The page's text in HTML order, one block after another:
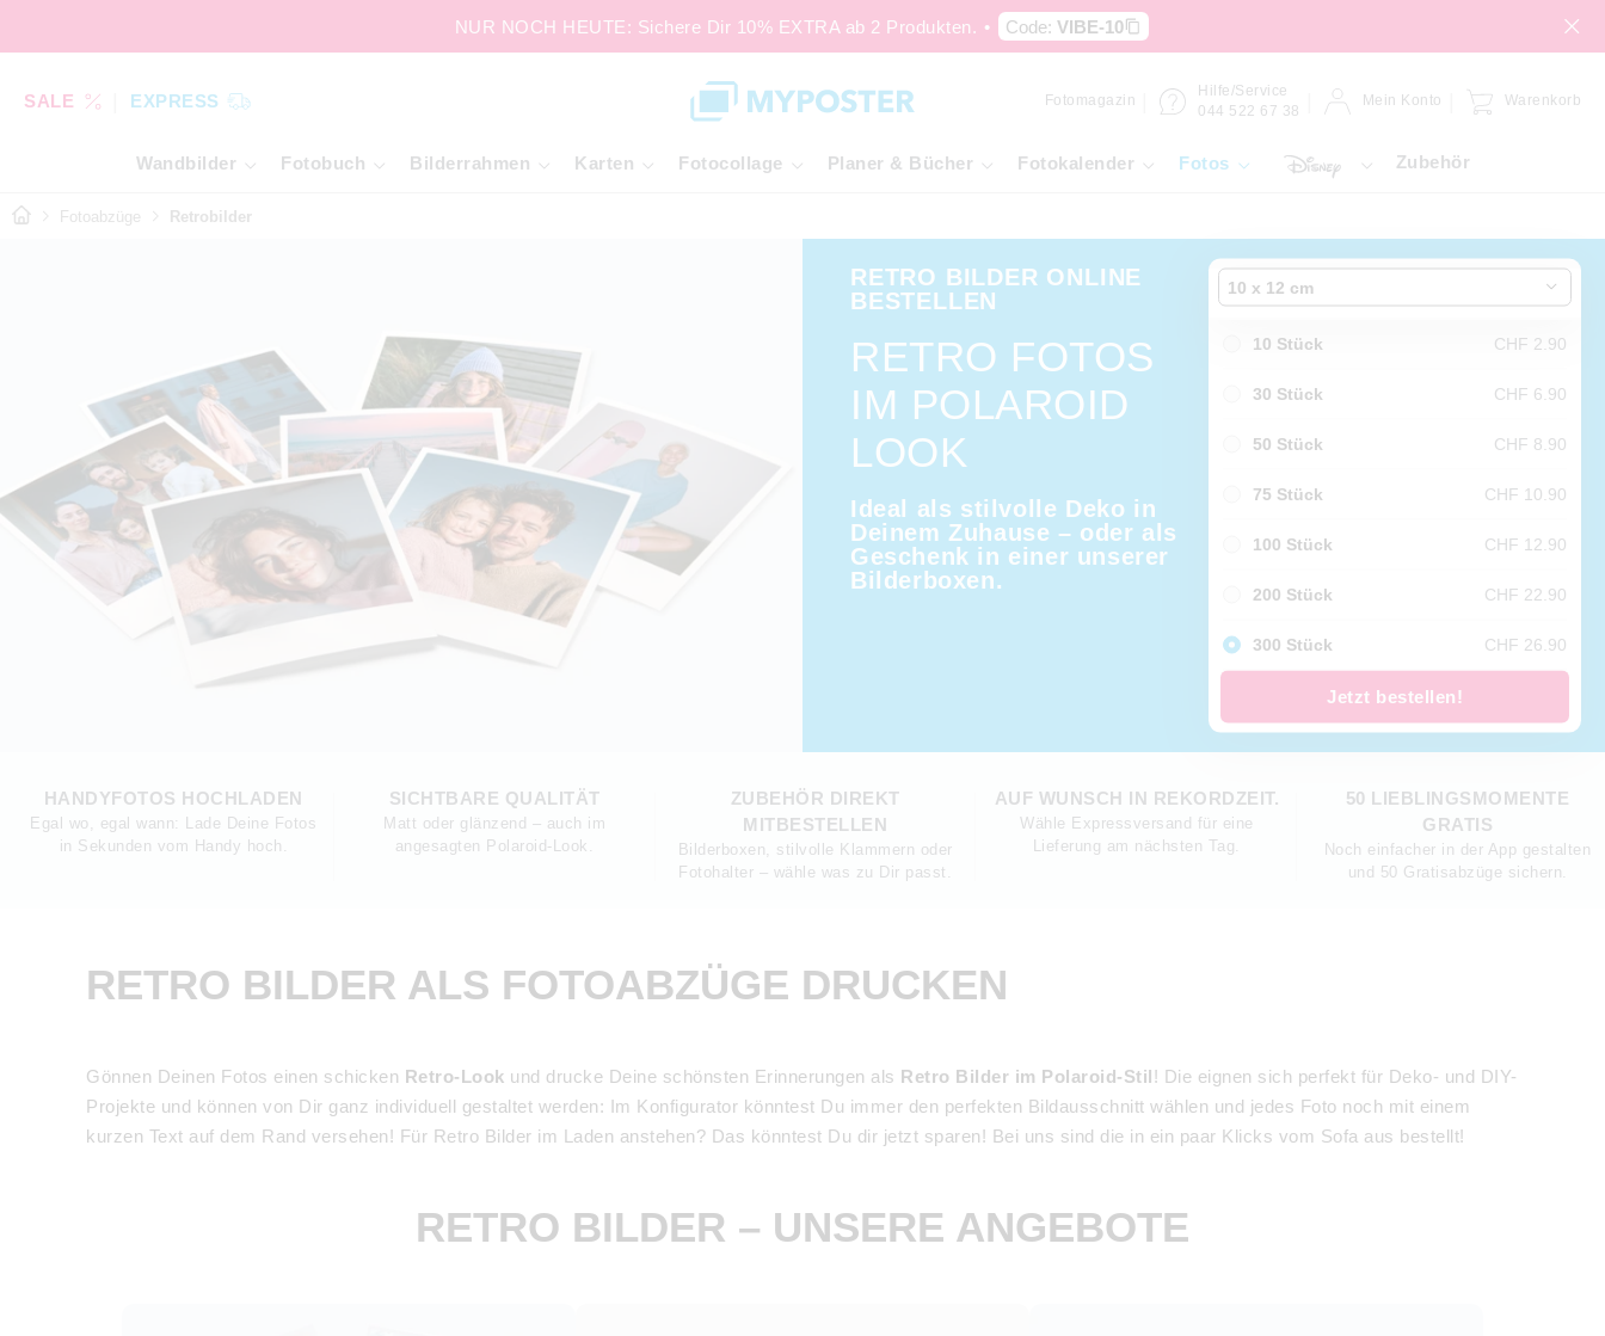
NUR NOCH HEUTE: Sichere Dir 10% EXTRA ab 2 Produkten. • Code: VIBE-10
SALE EXPRESS Fotomagazin
Hilfe/Service
044 522 67 38
Mein Konto Warenkorb
Wandbilder Fotobuch Bilderrahmen Karten Fotocollage Planer & Bücher Fotokalender Fotos Zubehör
Fotoabzüge Retrobilder
RETRO BILDER ONLINE
BESTELLEN
RETRO FOTOS
IM POLAROID
LOOK
Ideal als stilvolle Deko in
Deinem Zuhause – oder als
Geschenk in einer unserer
Bilderboxen.
HANDYFOTOS HOCHLADEN
Egal wo, egal wann: Lade Deine Fotos
in Sekunden vom Handy hoch.
SICHTBARE QUALITÄT
Matt oder glänzend – auch im
angesagten Polaroid-Look.
ZUBEHÖR DIREKT
MITBESTELLEN
Bilderboxen, stilvolle Klammern oder
Fotohalter – wähle was zu Dir passt.
AUF WUNSCH IN REKORDZEIT.
Wähle Expressversand für eine
Lieferung am nächsten Tag.
50 LIEBLINGSMOMENTE
GRATIS
Noch einfacher in der App gestalten
und 50 Gratisabzüge sichern.
10 x 12 cm
10 Stück CHF 2.90
30 Stück CHF 6.90
50 Stück CHF 8.90
75 Stück CHF 10.90
100 Stück CHF 12.90
200 Stück CHF 22.90
300 Stück CHF 26.90
Jetzt bestellen!
RETRO BILDER ALS FOTOABZÜGE DRUCKEN
Gönnen Deinen Fotos einen schicken Retro-Look und drucke Deine schönsten Erinnerungen als Retro Bilder im Polaroid-Stil! Die eignen sich perfekt für Deko- und DIY-
Projekte und können von Dir ganz individuell gestaltet werden: Im Konfigurator könntest Du immer den perfekten Bildausschnitt wählen und jedes Foto noch mit einem
kurzen Text auf dem Rand versehen! Für Retro Bilder im Laden anstehen? Das könntest Du dir jetzt sparen! Bei uns sind die in ein paar Klicks vom Sofa aus bestellt!
RETRO BILDER – UNSERE ANGEBOTE